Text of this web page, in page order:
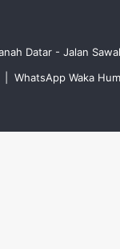
Datar - Jalan
WhatsApp Waka